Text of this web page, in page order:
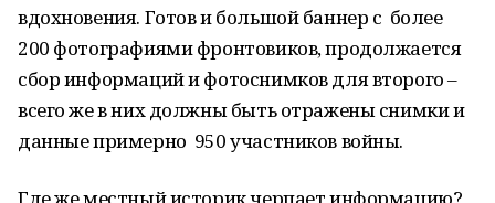
вдохновения. Готов и большой баннер с более
200 фотографиями фронтовиков, продолжается
сбор информаций и фотоснимков для второго –
всего же в них должны быть отражены снимки и
данные примерно 950 участников войны.